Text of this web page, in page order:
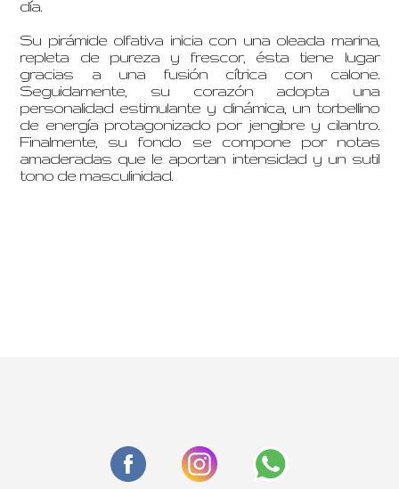
día.
Su pirámide olfativa inicia con una oleada marina,
repleta de pureza y frescor, ésta tiene lugar
gracias a una fusión cítrica con calone.
Seguidamente, su corazón adopta una
personalidad estimulante y dinámica, un torbellino
de energía protagonizado por jengibre y cilantro.
Finalmente, su fondo se compone por notas
amaderadas que le aportan intensidad y un sutil
tono de masculinidad.